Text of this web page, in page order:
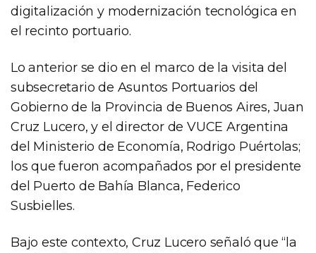
digitalización y modernización tecnológica en
el recinto portuario.
Lo anterior se dio en el marco de la visita del
subsecretario de Asuntos Portuarios del
Gobierno de la Provincia de Buenos Aires, Juan
Cruz Lucero, y el director de VUCE Argentina
del Ministerio de Economía, Rodrigo Puértolas;
los que fueron acompañados por el presidente
del Puerto de Bahía Blanca, Federico
Susbielles.
Bajo este contexto, Cruz Lucero señaló que “la